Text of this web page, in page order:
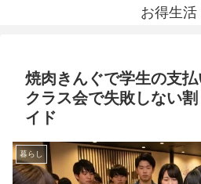
お得生活
焼肉きんぐで学生の支
クラス会で失敗しない
イド
暮らし